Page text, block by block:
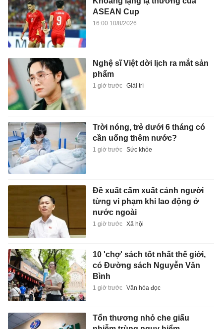
ASEAN Cup
16:00 10/8/2026
Nghệ sĩ Việt dời lịch ra mắt sản
phẩm
1 giờ trước Giải trí
Trời nóng, trẻ dưới 6 tháng có
cần uống thêm nước?
1 giờ trước Sức khỏe
Đề xuất cấm xuất cảnh người
từng vi phạm khi lao động ở
nước ngoài
1 giờ trước Xã hội
10 'chợ' sách tốt nhất thế giới,
có Đường sách Nguyễn Văn
Bình
1 giờ trước Văn hóa đọc
Tổn thương nhỏ che giấu